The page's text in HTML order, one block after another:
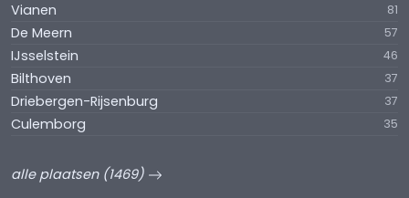
Vianen 81
De Meern 57
IJsselstein 46
Bilthoven 37
Driebergen-Rijsenburg 37
Culemborg 35
alle plaatsen (1469)